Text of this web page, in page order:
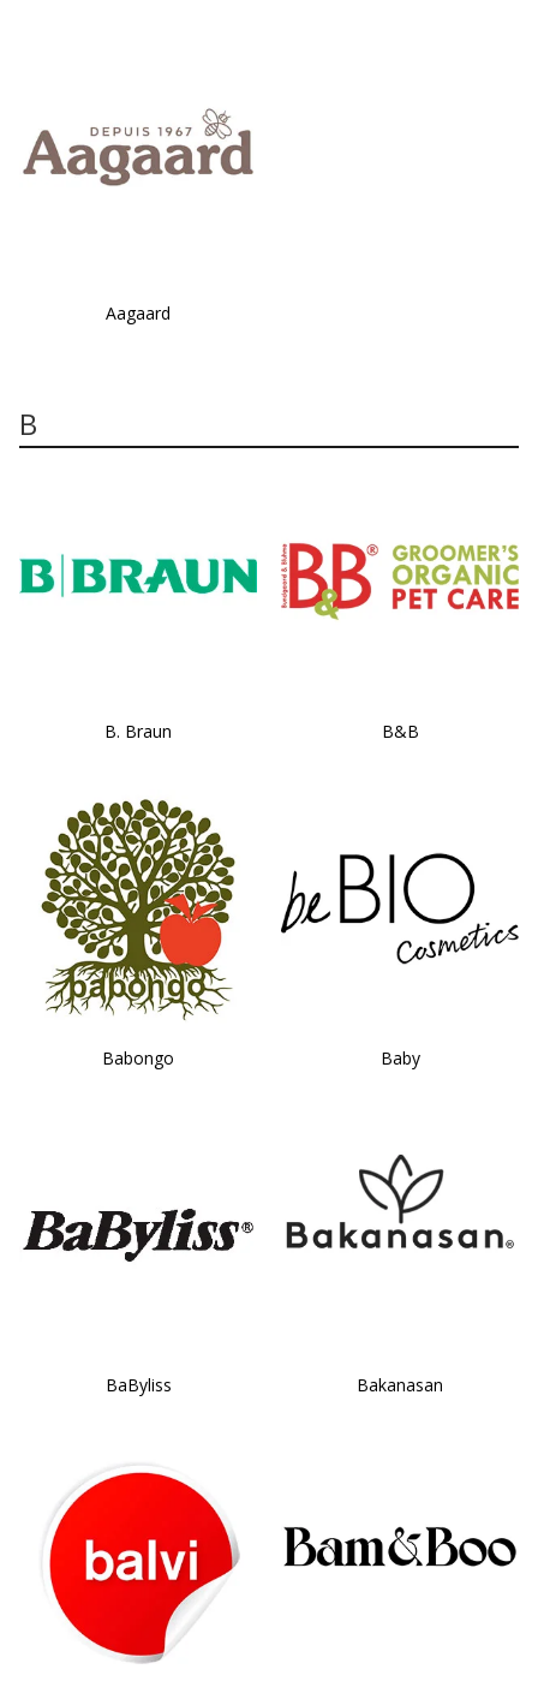
Aagaard
B
B. Braun B&B
Babongo Baby
BaByliss Bakanasan